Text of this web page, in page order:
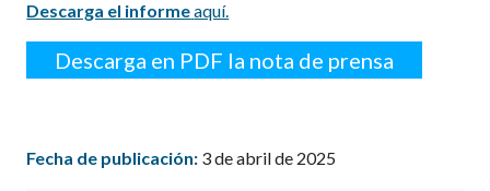
Descarga el informeaquí.
Descarga en PDF la nota de prensa
Fecha de publicación: 3 de abril de 2025